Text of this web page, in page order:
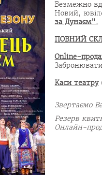
Безмежно
Новий,
за Дунаєм".
ПОВНИЙ
Online-
Каси театру
Звертаємо
Резерв
Онлайн-